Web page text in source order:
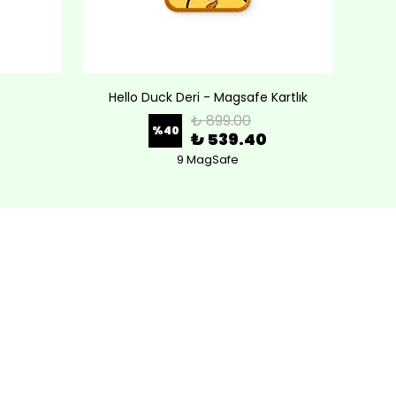
Hello Duck Deri - Magsafe Kartlık
%40 ₺ 899.00
₺ 539.40
9 MagSafe